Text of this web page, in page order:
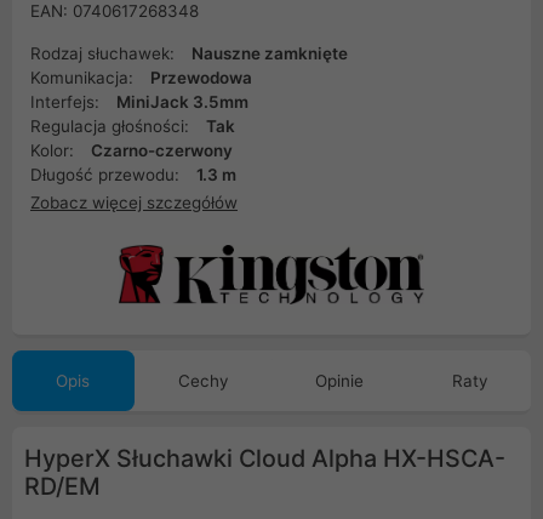
EAN: 0740617268348
Rodzaj słuchawek:
Nauszne zamknięte
Komunikacja:
Przewodowa
Interfejs:
MiniJack 3.5mm
Regulacja głośności:
Tak
Kolor:
Czarno-czerwony
Długość przewodu:
1.3 m
Zobacz więcej szczegółów
Opis Cechy Opinie Raty
HyperX Słuchawki Cloud Alpha HX-HSCA-
RD/EM